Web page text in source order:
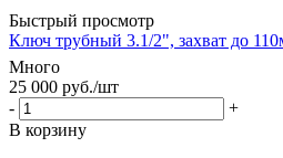
Быстрый просмотр
Ключ трубный 3.1/2", захват до
Много
25 000 руб./шт
-
+
В корзину